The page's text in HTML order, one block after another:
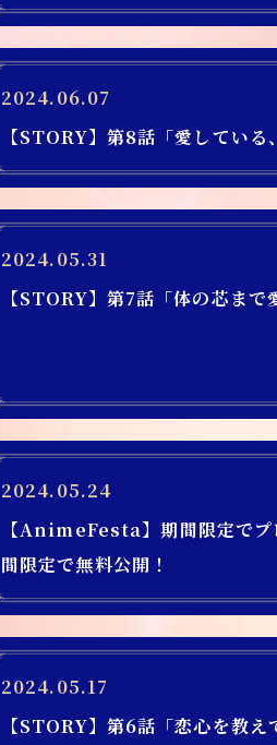
2024.06.07
【STORY】第8話「愛している
2024.05.31
【STORY】第7話「体の芯まで
2024.05.24
【AnimeFesta】期間限定でプ
間限定で無料公開！
2024.05.17
【STORY】第6話「恋心を教え